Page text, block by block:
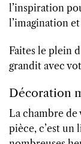
l’inspiration
l’imagination
Faites le plein
grandit avec
Décoration
La chambre de
pièce, c’est un